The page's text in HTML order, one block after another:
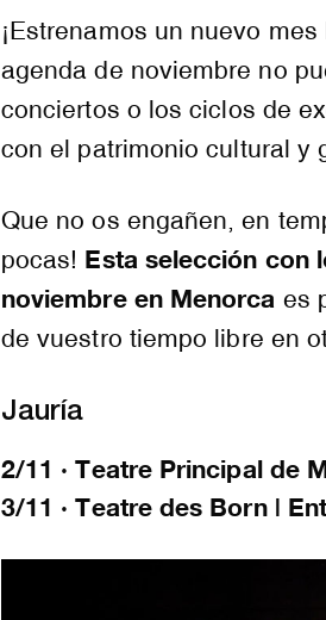
¡Estrenamos un nuevo
agenda de noviembre no
conciertos o los ciclos de
con el patrimonio cultural y
Que no os engañen, en
pocas! Esta selección con
noviembre en Menorca es
de vuestro tiempo libre en
Jauría
2/11 · Teatre Principal de
3/11 · Teatre des Born |